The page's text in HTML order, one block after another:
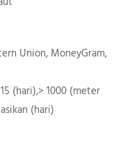
Union, MoneyGram,
(hari),> 1000 (meter
(hari)